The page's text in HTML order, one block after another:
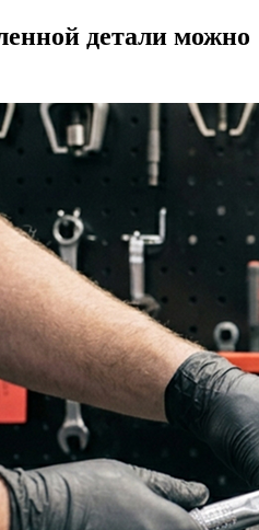
детали можно